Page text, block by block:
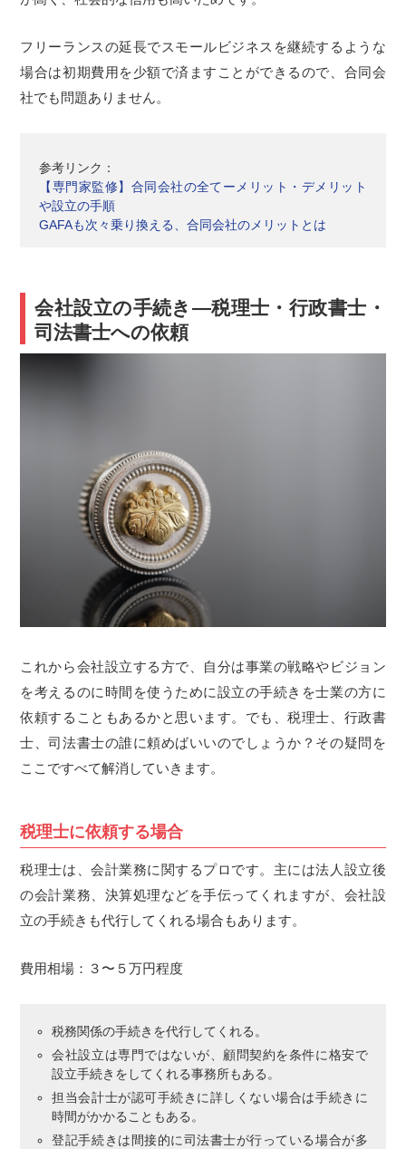
フリーランスの延長でスモールビジネスを継続するような
場合は初期費用を少額で済ますことができるので、合同会
社でも問題ありません。
参考リンク：
【専門家監修】合同会社の全てーメリット・デメリット
や設立の手順
GAFAも次々乗り換える、合同会社のメリットとは
会社設立の手続き―税理士・行政書士・
司法書士への依頼
これから会社設立する方で、自分は事業の戦略やビジョン
を考えるのに時間を使うために設立の手続きを士業の方に
依頼することもあるかと思います。でも、税理士、行政書
士、司法書士の誰に頼めばいいのでしょうか？その疑問を
ここですべて解消していきます。
税理士に依頼する場合
税理士は、会計業務に関するプロです。主には法人設立後
の会計業務、決算処理などを手伝ってくれますが、会社設
立の手続きも代行してくれる場合もあります。
費用相場：３〜５万円程度
税務関係の手続きを代行してくれる。
会社設立は専門ではないが、顧問契約を条件に格安で
設立手続きをしてくれる事務所もある。
担当会計士が認可手続きに詳しくない場合は手続きに
時間がかかることもある。
登記手続きは間接的に司法書士が行っている場合が多